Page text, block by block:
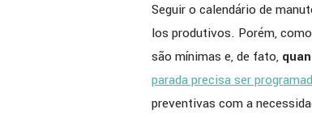
Seguir o calendário de
los produtivos. Porém,
são mínimas e, de fato,
parada precisa ser
preventivas com a